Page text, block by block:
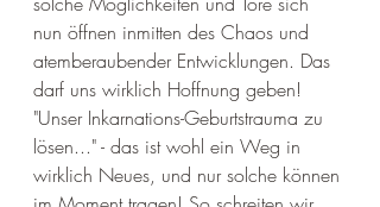
nun öffnen inmitten des Chaos und
atemberaubender Entwicklungen. Das
darf uns wirklich Hoffnung geben!
"Unser Inkarnations-Geburtstrauma zu
lösen..." - das ist wohl ein Weg in
wirklich Neues, und nur solche können